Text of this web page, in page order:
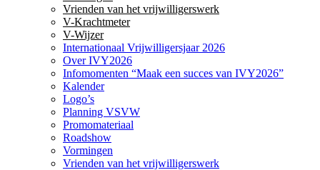
Vrienden van het vrijwilligerswerk
V-Krachtmeter
V-Wijzer
Internationaal Vrijwilligersjaar 2026
Over IVY2026
Infomomenten “Maak een succes van IVY2026”
Kalender
Logo’s
Planning VSVW
Promomateriaal
Roadshow
Vormingen
Vrienden van het vrijwilligerswerk